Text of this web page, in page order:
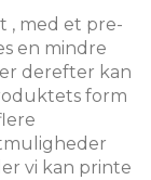
, med et pre-
en mindre
derefter kan
form
vi kan printe